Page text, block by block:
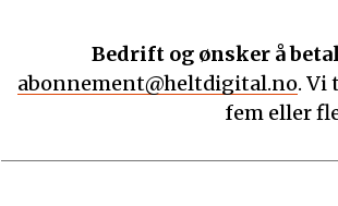
Bedrift og ønsker å
abonnement@heltdigital.no. Vi
fem eller